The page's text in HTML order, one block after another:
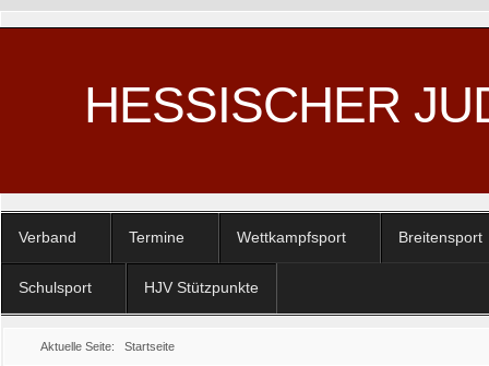
HESSISCHER
Verband Termine Wettkampfsport Breitensport
Schulsport HJV Stützpunkte
Aktuelle Seite: Startseite